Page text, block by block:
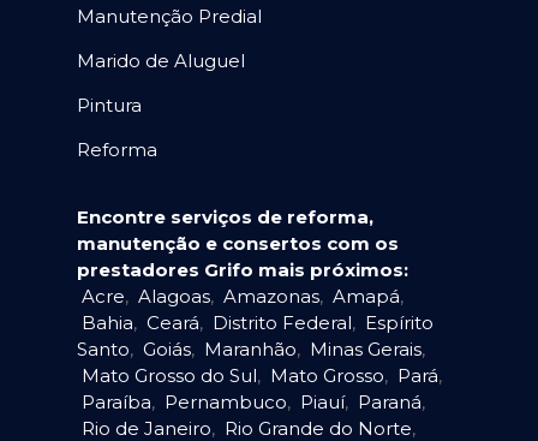
Manutenção Predial
Marido de Aluguel
Pintura
Reforma
Encontre serviços de reforma,
manutenção e consertos com os
prestadores Grifo mais próximos:
Acre, Alagoas, Amazonas, Amapá,
Bahia, Ceará, Distrito Federal, Espírito
Santo, Goiás, Maranhão, Minas Gerais,
Mato Grosso do Sul, Mato Grosso, Pará,
Paraíba, Pernambuco, Piauí, Paraná,
Rio de Janeiro, Rio Grande do Norte,